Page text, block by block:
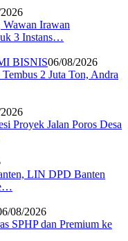
Irawan
3 Instans…
BISNIS06/08/2026
2 Juta Ton, Andra
Proyek Jalan Poros Desa
LIN DPD Banten
08/2026
SPHP dan Premium ke